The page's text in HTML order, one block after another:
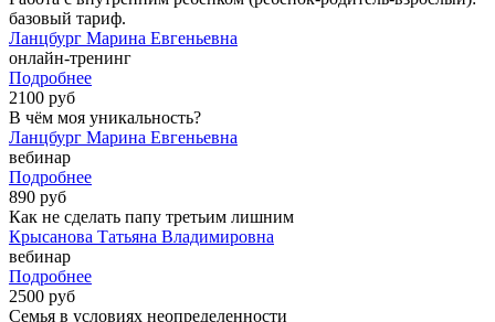
базовый тариф.
Ланцбург Марина Евгеньевна
онлайн-тренинг
Подробнее
2100 руб
В чём моя уникальность?
Ланцбург Марина Евгеньевна
вебинар
Подробнее
890 руб
Как не сделать папу третьим лишним
Крысанова Татьяна Владимировна
вебинар
Подробнее
2500 руб
Семья в условиях неопределенности